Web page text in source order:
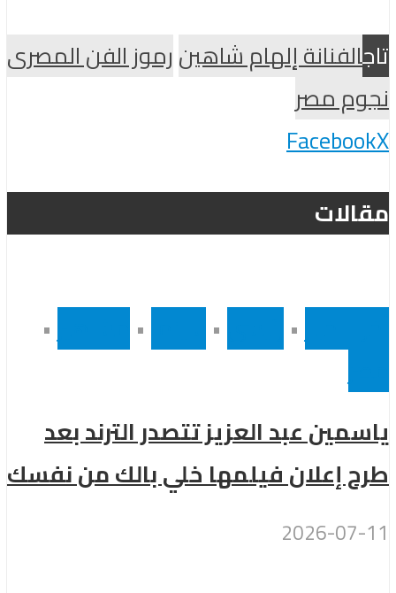
تاجالفنانة إلهام شاهينرموز الفن المصرى
نجوم مصر
FacebookX
مقالات
•
•
•
•
ياسمين عبد العزيز تتصدر الترند بعد
طرح إعلان فيلمها خلي بالك من نفسك
2026-07-11